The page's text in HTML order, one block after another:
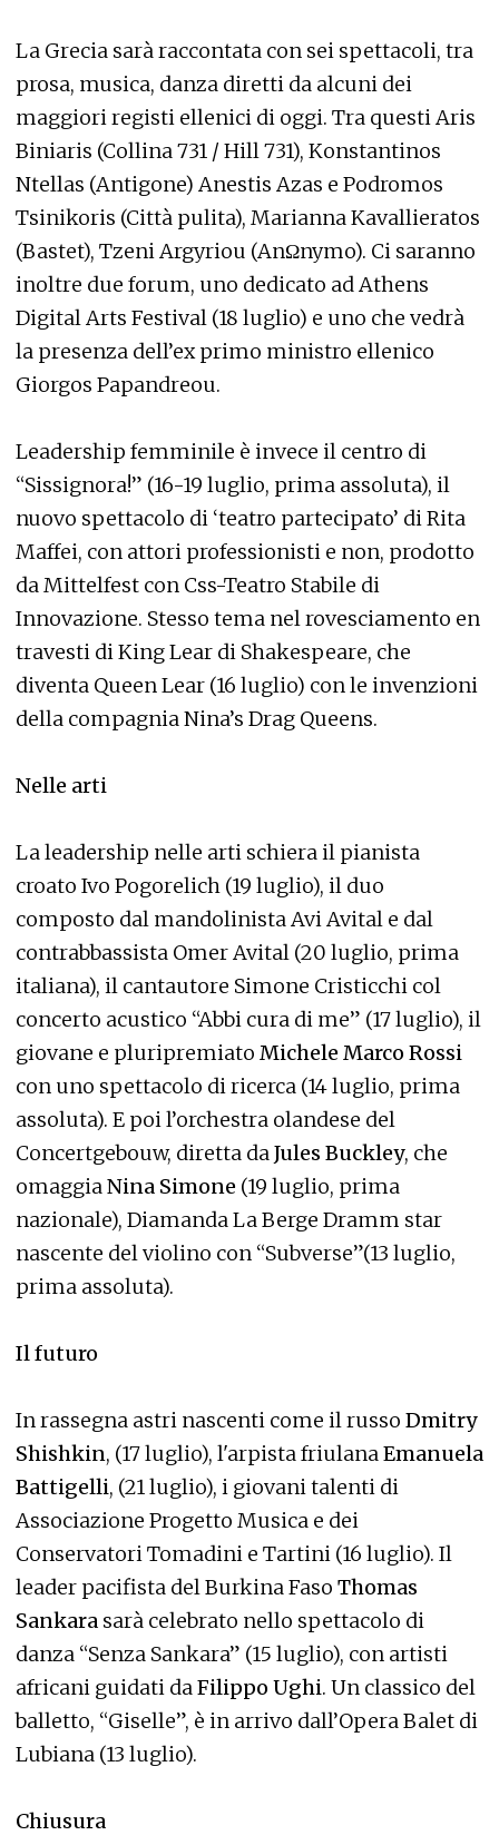
La Grecia sarà raccontata con sei spettacoli, tra
prosa, musica, danza diretti da alcuni dei
maggiori registi ellenici di oggi. Tra questi Aris
Biniaris (Collina 731 / Hill 731), Konstantinos
Ntellas (Antigone) Anestis Azas e Podromos
Tsinikoris (Città pulita), Marianna Kavallieratos
(Bastet), Tzeni Argyriou (AnΩnymo). Ci saranno
inoltre due forum, uno dedicato ad Athens
Digital Arts Festival (18 luglio) e uno che vedrà
la presenza dell’ex primo ministro ellenico
Giorgos Papandreou.
Leadership femminile è invece il centro di
“Sissignora!” (16-19 luglio, prima assoluta), il
nuovo spettacolo di ‘teatro partecipato’ di Rita
Maffei, con attori professionisti e non, prodotto
da Mittelfest con Css-Teatro Stabile di
Innovazione. Stesso tema nel rovesciamento en
travesti di King Lear di Shakespeare, che
diventa Queen Lear (16 luglio) con le invenzioni
della compagnia Nina’s Drag Queens.
Nelle arti
La leadership nelle arti schiera il pianista
croato Ivo Pogorelich (19 luglio), il duo
composto dal mandolinista Avi Avital e dal
contrabbassista Omer Avital (20 luglio, prima
italiana), il cantautore Simone Cristicchi col
concerto acustico “Abbi cura di me” (17 luglio), il
giovane e pluripremiato Michele Marco Rossi
con uno spettacolo di ricerca (14 luglio, prima
assoluta). E poi l’orchestra olandese del
Concertgebouw, diretta daJules Buckley, che
omaggiaNina Simone (19 luglio, prima
nazionale), Diamanda La Berge Dramm star
nascente del violino con “Subverse”(13 luglio,
prima assoluta).
Il futuro
In rassegna astri nascenti come il russo Dmitry
Shishkin, (17 luglio), l'arpista friulanaEmanuela
Battigelli, (21 luglio), i giovani talenti di
Associazione Progetto Musica e dei
Conservatori Tomadini e Tartini (16 luglio). Il
leader pacifista del Burkina Faso Thomas
Sankara sarà celebrato nello spettacolo di
danza “Senza Sankara” (15 luglio), con artisti
africani guidati daFilippo Ughi. Un classico del
balletto, “Giselle”, è in arrivo dall’Opera Balet di
Lubiana (13 luglio).
Chiusura